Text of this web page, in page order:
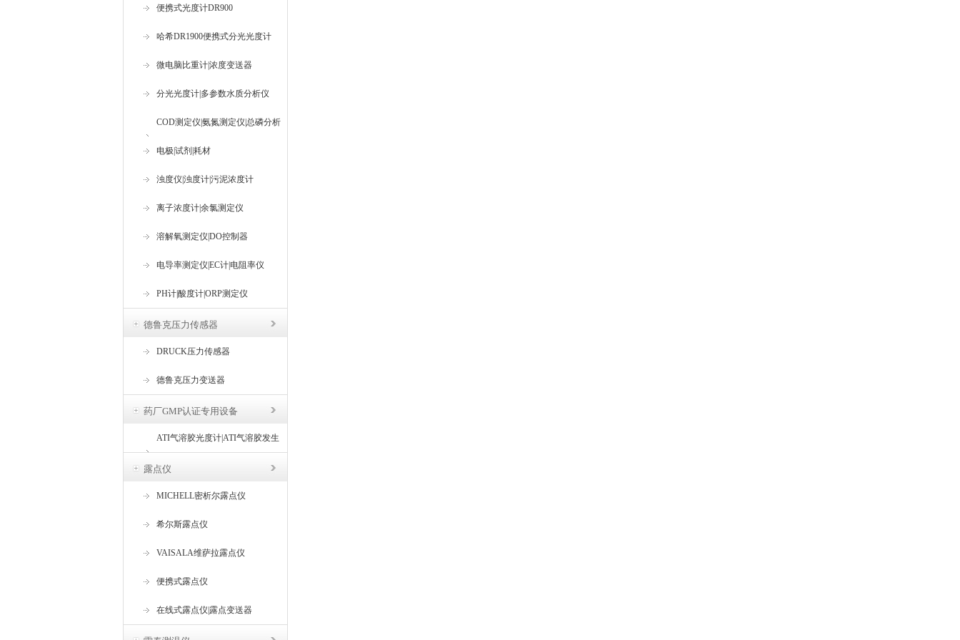
便携式光度计DR900
哈希DR1900便携式分光光度计
微电脑比重计|浓度变送器
分光光度计|多参数水质分析仪
COD测定仪|氨氮测定仪|总磷分析
仪
电极|试剂|耗材
浊度仪|浊度计|污泥浓度计
离子浓度计|余氯测定仪
溶解氧测定仪|DO控制器
电导率测定仪|EC计|电阻率仪
PH计|酸度计|ORP测定仪
德鲁克压力传感器
DRUCK压力传感器
德鲁克压力变送器
药厂GMP认证专用设备
ATI气溶胶光度计|ATI气溶胶发生
器
露点仪
MICHELL密析尔露点仪
希尔斯露点仪
VAISALA维萨拉露点仪
便携式露点仪
在线式露点仪|露点变送器